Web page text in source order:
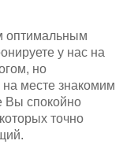
оптимальным
у нас на
но
месте знакомим
Вы спокойно
точно